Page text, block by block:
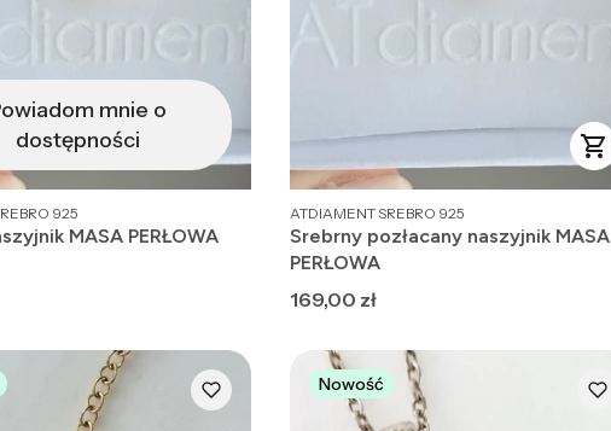
mnie o
dostępności
925
MASA PERŁOWA
PRODUCENT
ATDIAMENT SREBRO 925
Srebrny pozłacany naszyjnik MASA
PERŁOWA
Cena
169,00 zł
Nowość